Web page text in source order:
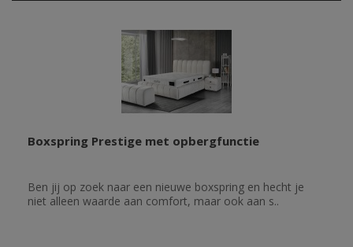
Boxspring Prestige met opbergfunctie
Ben jij op zoek naar een nieuwe boxspring en hecht je
niet alleen waarde aan comfort, maar ook aan s..